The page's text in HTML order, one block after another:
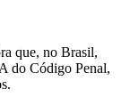
que, no Brasil,
do Código Penal,